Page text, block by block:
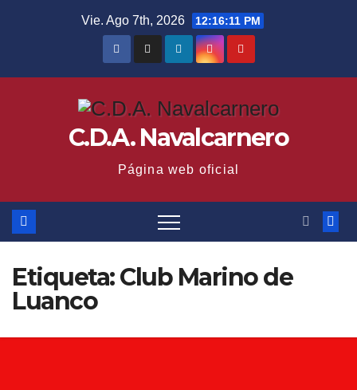
Vie. Ago 7th, 2026 12:16:11 PM
C.D.A. Navalcarnero
Página web oficial
Etiqueta:Club Marino de
Luanco